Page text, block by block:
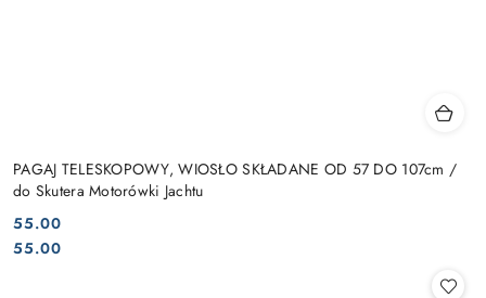
PAGAJ TELESKOPOWY, WIOSŁO SKŁADANE OD 57 DO 107cm /
do Skutera Motorówki Jachtu
Cena:
55.00
Cena:
55.00